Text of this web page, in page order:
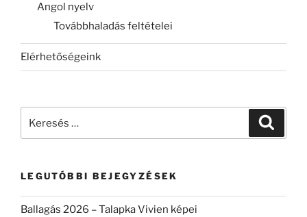
Angol nyelv
Továbbhaladás feltételei
Elérhetőségeink
LEGUTÓBBI BEJEGYZÉSEK
Ballagás 2026 – Talapka Vivien képei